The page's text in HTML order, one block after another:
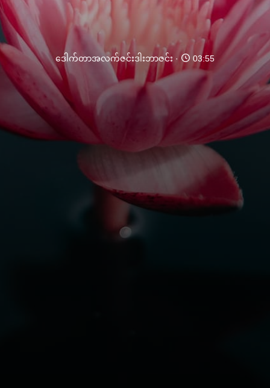
ဒေါက်တာအလက်ဇင်းဒါးဘာဇင်း 03:55